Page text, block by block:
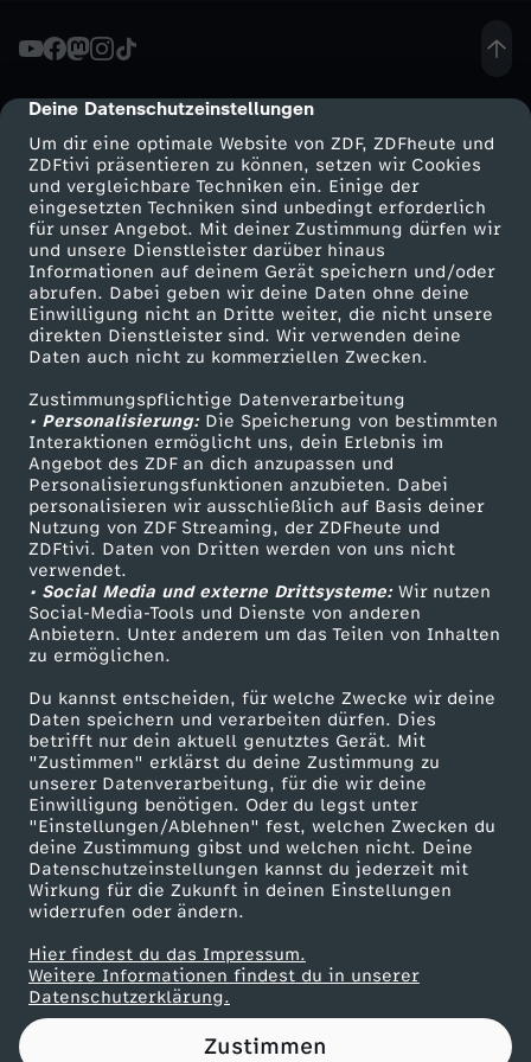
cmp-dialog-description
Deine Datenschutzeinstellungen
Um dir eine optimale Website von ZDF, ZDFheute und
ZDFtivi präsentieren zu können, setzen wir Cookies
und vergleichbare Techniken ein. Einige der
eingesetzten Techniken sind unbedingt erforderlich
für unser Angebot. Mit deiner Zustimmung dürfen wir
und unsere Dienstleister darüber hinaus
Informationen auf deinem Gerät speichern und/oder
abrufen. Dabei geben wir deine Daten ohne deine
Einwilligung nicht an Dritte weiter, die nicht unsere
direkten Dienstleister sind. Wir verwenden deine
Daten auch nicht zu kommerziellen Zwecken.
Zustimmungspflichtige Datenverarbeitung
• Personalisierung:Die Speicherung von bestimmten
Interaktionen ermöglicht uns, dein Erlebnis im
Angebot des ZDF an dich anzupassen und
Personalisierungsfunktionen anzubieten. Dabei
personalisieren wir ausschließlich auf Basis deiner
Nutzung von ZDF Streaming, der ZDFheute und
ZDFtivi. Daten von Dritten werden von uns nicht
verwendet.
• Social Media und externe Drittsysteme:Wir nutzen
Social-Media-Tools und Dienste von anderen
Anbietern. Unter anderem um das Teilen von Inhalten
zu ermöglichen.
Du kannst entscheiden, für welche Zwecke wir deine
Daten speichern und verarbeiten dürfen. Dies
betrifft nur dein aktuell genutztes Gerät. Mit
"Zustimmen" erklärst du deine Zustimmung zu
unserer Datenverarbeitung, für die wir deine
Einwilligung benötigen. Oder du legst unter
"Einstellungen/Ablehnen" fest, welchen Zwecken du
deine Zustimmung gibst und welchen nicht. Deine
Datenschutzeinstellungen kannst du jederzeit mit
Wirkung für die Zukunft in deinen Einstellungen
widerrufen oder ändern.
Hier findest du das Impressum.
Weitere Informationen findest du in unserer
Datenschutzerklärung.
Zustimmen
-
L
i
l
a
F
i
s
c
h
l
e
i
n
Mehr ZDF
ZDF-Apps
Smart TV
ZDFtext
Livestreams
Sendungen A-Z
TV-Programm
Service
ZDFmitreden
Kontakt zum ZDF
Tickets
Zuschauerservice
Hilfe
ZDF Unternehmen
Karriere
ZDF goes Schule
Werbefernsehen
Mainzelmännchen
Partner